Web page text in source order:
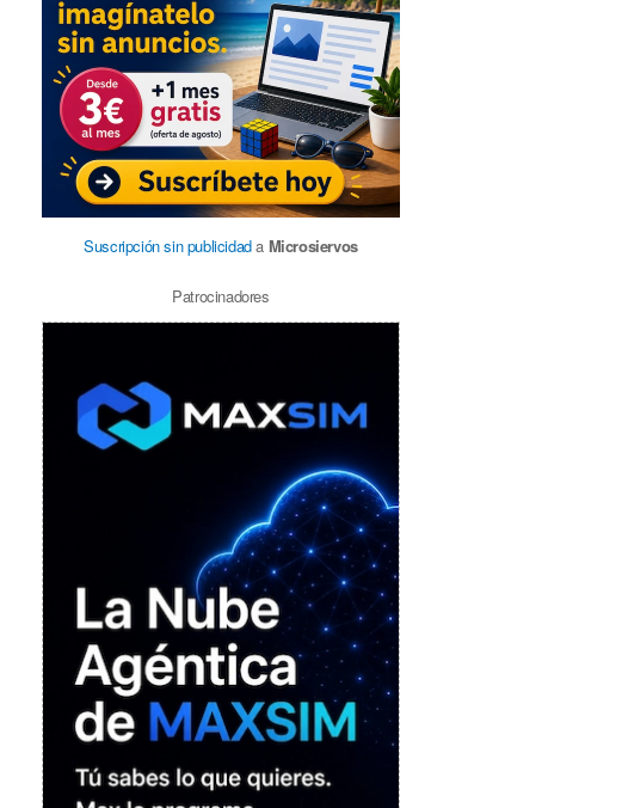
Suscripción sin publicidada Microsiervos
Patrocinadores